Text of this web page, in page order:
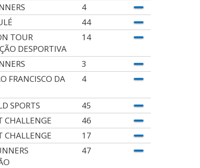
4
44
TOUR
DESPORTIVA
14
3
FRANCISCO DA
4
SPORTS
45
CHALLENGE
46
CHALLENGE
17
47